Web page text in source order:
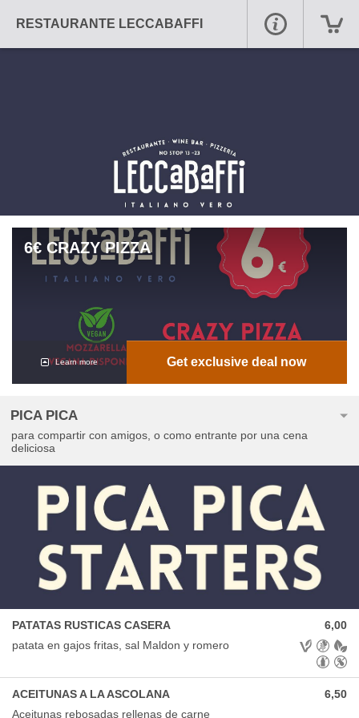
RESTAURANTE LECCABAFFI
6€ CRAZY PIZZA
Learn more Get exclusive deal now
PICA PICA
para compartir con amigos, o como entrante por una cena
deliciosa
PATATAS RUSTICAS CASERA
patata en gajos fritas, sal Maldon y romero
6,00
Allergens:
ACEITUNAS A LA ASCOLANA
Aceitunas rebosadas rellenas de carne
6,50